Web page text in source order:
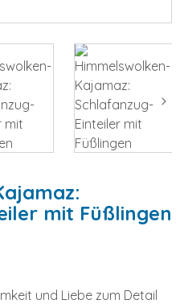
mit Füßlingen
und Liebe zum Detail